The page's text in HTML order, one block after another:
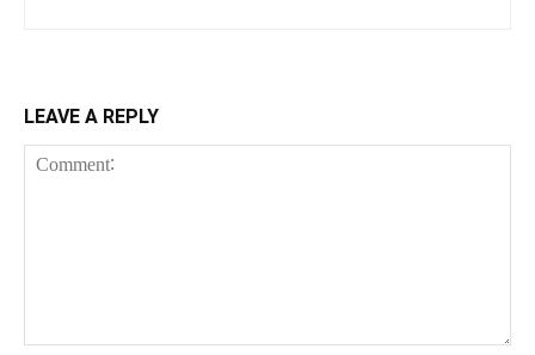
LEAVE A REPLY